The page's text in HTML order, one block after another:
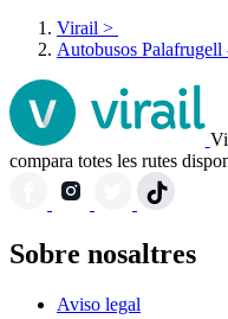
Virail >
Autobusos Palafrugell
compara totes les rutes
Sobre nosaltres
Aviso legal